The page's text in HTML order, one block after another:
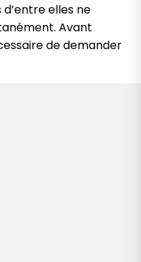
elles ne
Avant
de demander